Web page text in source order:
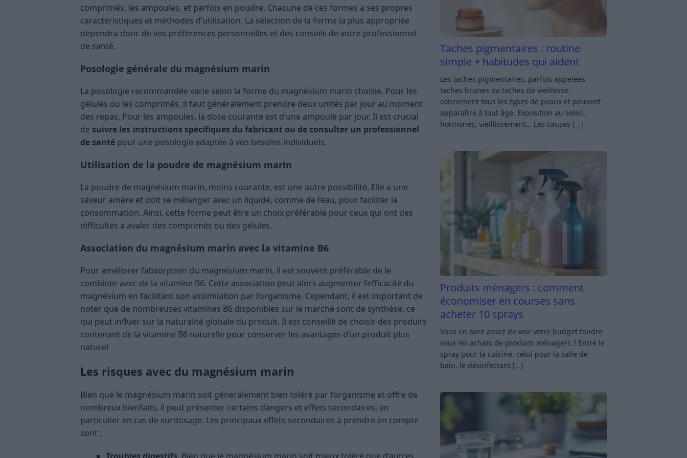
comprimés, les ampoules, et parfois en poudre. Chacune de ces formes a ses propres
caractéristiques et méthodes d’utilisation. La sélection de la forme la plus appropriée
dépendra donc de vos préférences personnelles et des conseils de votre professionnel
de santé​​.
Posologie générale du magnésium marin
La posologie recommandée varie selon la forme du magnésium marin choisie. Pour les
gélules ou les comprimés, il faut généralement prendre deux unités par jour au moment
des repas. Pour les ampoules, la dose courante est d’une ampoule par jour. Il est crucial
de suivre les instructions spécifiques du fabricant ou de consulter un professionnel
de santé pour une posologie adaptée à vos besoins individuels​.
Utilisation de la poudre de magnésium marin
La poudre de magnésium marin, moins courante, est une autre possibilité. Elle a une
saveur amère et doit se mélanger avec un liquide, comme de l’eau, pour faciliter la
consommation. Ainsi, cette forme peut être un choix préférable pour ceux qui ont des
difficultés à avaler des comprimés ou des gélules.
Association du magnésium marin avec la vitamine B6
Pour améliorer l’absorption du magnésium marin, il est souvent préférable de le
combiner avec de la vitamine B6. Cette association peut alors augmenter l’efficacité du
magnésium en facilitant son assimilation par l’organisme. Cependant, il est important de
noter que de nombreuses vitamines B6 disponibles sur le marché sont de synthèse, ce
qui peut influer sur la naturalité globale du produit. Il est conseillé de choisir des produits
contenant de la vitamine B6 naturelle pour conserver les avantages d’un produit plus
naturel
Les risques avec du magnésium marin
Bien que le magnésium marin soit généralement bien toléré par l’organisme et offre de
nombreux bienfaits, il peut présenter certains dangers et effets secondaires, en
particulier en cas de surdosage. Les principaux effets secondaires à prendre en compte
sont :
Taches pigmentaires : routine
simple + habitudes qui aident
Les taches pigmentaires, parfois appelées
taches brunes ou taches de vieillesse,
concernent tous les types de peaux et peuvent
apparaître à tout âge. Exposition au soleil,
hormones, vieillissement… Les causes […]
Produits ménagers : comment
économiser en courses sans
acheter 10 sprays
Vous en avez assez de voir votre budget fondre
sous les achats de produits ménagers ? Entre le
spray pour la cuisine, celui pour la salle de
bain, le désinfectant […]